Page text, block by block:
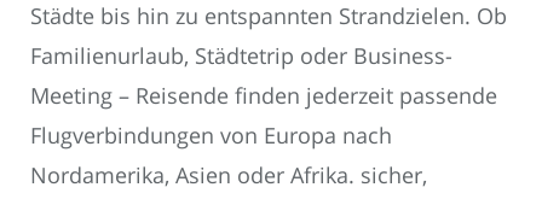
Städte bis hin zu entspannten Strandzielen. Ob
Familienurlaub, Städtetrip oder Business-
Meeting – Reisende finden jederzeit passende
Flugverbindungen von Europa nach
Nordamerika, Asien oder Afrika. sicher,